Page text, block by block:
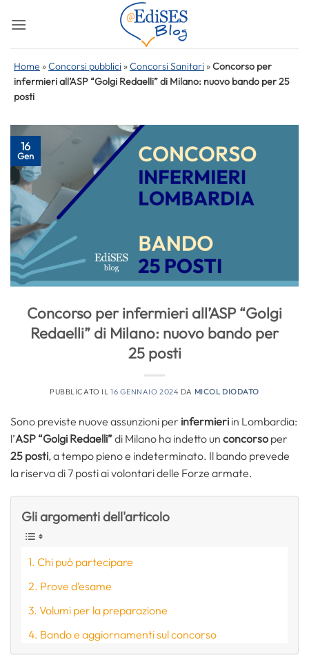
Home »Concorsi pubblici »Concorsi Sanitari »Concorso per
infermieri all’ASP “Golgi Redaelli” di Milano: nuovo bando per 25
posti
16
Gen
Concorso per infermieri all’ASP “Golgi
Redaelli” di Milano: nuovo bando per
25 posti
PUBBLICATO IL 16 GENNAIO 2024 DA MICOL DIODATO
Sono previste nuove assunzioni per infermieri in Lombardia:
l’ASP “Golgi Redaelli”di Milano ha indetto un concorso per
25 posti, a tempo pieno e indeterminato. Il bando prevede
la riserva di 7 posti ai volontari delle Forze armate.
Gli argomenti dell'articolo
Chi può partecipare
Prove d’esame
Volumi per la preparazione
Bando e aggiornamenti sul concorso